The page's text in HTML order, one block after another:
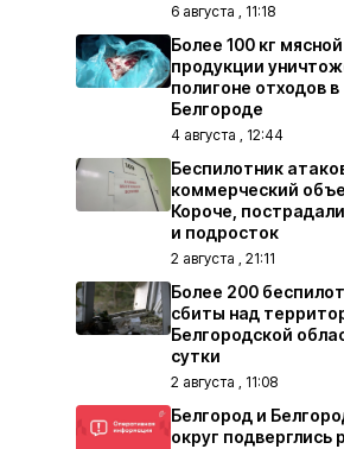
6 августа , 11:18
Более 100 кг мясной
продукции
полигоне отходов в
Белгороде
4 августа , 12:44
Беспилотник
коммерческий
Короче,
и подросток
2 августа , 21:11
Более 200
сбиты над
Белгородской
сутки
2 августа , 11:08
Белгород и
округ подверглись